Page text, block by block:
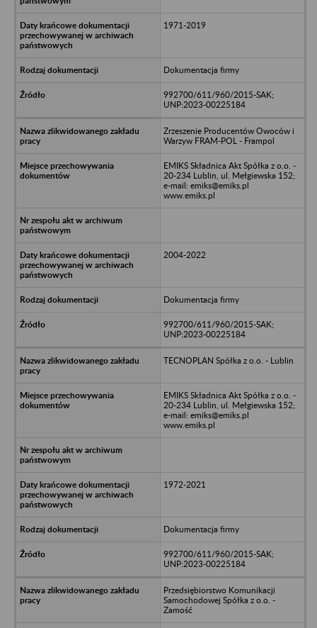
1971-2019
Dokumentacja firmy
992700/611/960/2015-SAK;
UNP:2023-00225184
Zrzeszenie Producentów Owoców i
Warzyw FRAM-POL - Frampol
EMIKS Składnica Akt Spółka z o.o. -
20-234 Lublin, ul. Mełgiewska 152;
e-mail: emiks@emiks.pl
www.emiks.pl
2004-2022
Dokumentacja firmy
992700/611/960/2015-SAK;
UNP:2023-00225184
TECNOPLAN Spółka z o.o. - Lublin
EMIKS Składnica Akt Spółka z o.o. -
20-234 Lublin, ul. Mełgiewska 152;
e-mail: emiks@emiks.pl
www.emiks.pl
1972-2021
Dokumentacja firmy
992700/611/960/2015-SAK;
UNP:2023-00225184
Przedsiębiorstwo Komunikacji
Samochodowej Spółka z o.o. -
Zamość